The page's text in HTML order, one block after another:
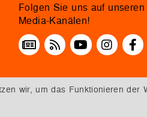
Folgen Sie uns auf
Media-Kanälen!
wir, um das Funktionieren der